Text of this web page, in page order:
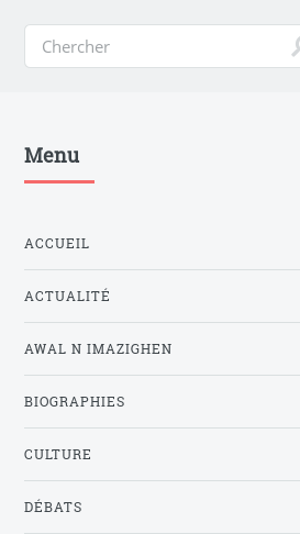
Menu
ACCUEIL
ACTUALITÉ
AWAL N IMAZIGHEN
BIOGRAPHIES
CULTURE
DÉBATS